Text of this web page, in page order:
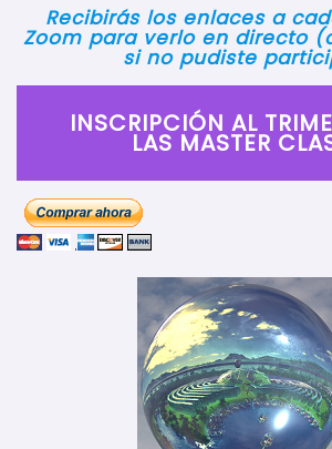
Recibirás los enlaces a
Zoom para verlo en directo
si no pudiste
INSCRIPCIÓN AL
LAS MASTER